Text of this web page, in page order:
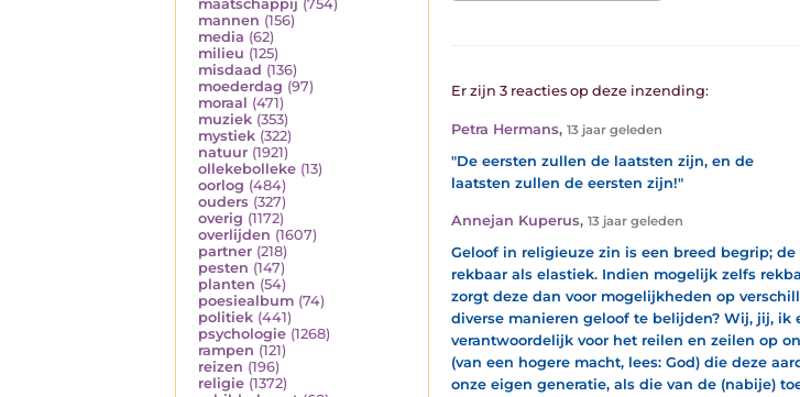
maatschappij (754)
mannen (156)
media (62)
milieu (125)
misdaad (136)
moederdag (97)
moraal (471)
muziek (353)
mystiek (322)
natuur (1921)
ollekebolleke (13)
oorlog (484)
ouders (327)
overig (1172)
overlijden (1607)
partner (218)
pesten (147)
planten (54)
poesiealbum (74)
politiek (441)
psychologie (1268)
rampen (121)
reizen (196)
religie (1372)
Er zijn 3 reacties op deze inzending:
Petra Hermans, 13 jaar geleden
"De eersten zullen de laatsten zijn, en de
laatsten zullen de eersten zijn!"
Annejan Kuperus, 13 jaar geleden
Geloof in religieuze zin is een breed begrip;
rekbaar als elastiek. Indien mogelijk zelfs
zorgt deze dan voor mogelijkheden op
diverse manieren geloof te belijden? Wij, jij,
verantwoordelijk voor het reilen en zeilen op
(van een hogere macht, lees: God) die deze
onze eigen generatie, als die van de (nabije)